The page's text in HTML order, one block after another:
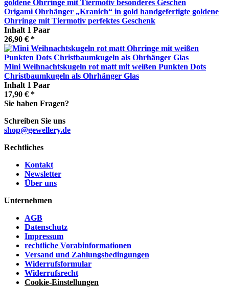
Origami Ohrhänger „Kranich“ in gold handgefertigte goldene
Ohrringe mit Tiermotiv perfektes Geschenk
Inhalt 1 Paar
26,90 € *
Mini Weihnachtskugeln rot matt mit weißen Punkten Dots
Christbaumkugeln als Ohrhänger Glas
Inhalt 1 Paar
17,90 € *
Sie haben Fragen?
Schreiben Sie uns
shop@gewellery.de
Rechtliches
Kontakt
Newsletter
Über uns
Unternehmen
AGB
Datenschutz
Impressum
rechtliche Vorabinformationen
Versand und Zahlungsbedingungen
Widerrufsformular
Widerrufsrecht
Cookie-Einstellungen